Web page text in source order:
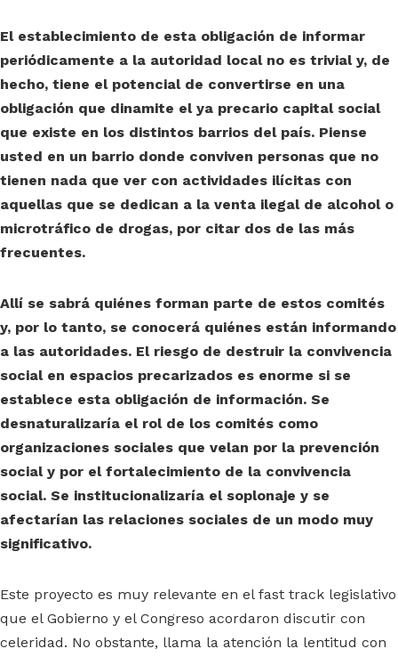
El establecimiento de esta obligación de informar
periódicamente a la autoridad local no es trivial y, de
hecho, tiene el potencial de convertirse en una
obligación que dinamite el ya precario capital social
que existe en los distintos barrios del país. Piense
usted en un barrio donde conviven personas que no
tienen nada que ver con actividades ilícitas con
aquellas que se dedican a la venta ilegal de alcohol o
microtráfico de drogas, por citar dos de las más
frecuentes.
Allí se sabrá quiénes forman parte de estos comités
y, por lo tanto, se conocerá quiénes están informando
a las autoridades. El riesgo de destruir la convivencia
social en espacios precarizados es enorme si se
establece esta obligación de información. Se
desnaturalizaría el rol de los comités como
organizaciones sociales que velan por la prevención
social y por el fortalecimiento de la convivencia
social. Se institucionalizaría el soplonaje y se
afectarían las relaciones sociales de un modo muy
significativo.
Este proyecto es muy relevante en el fast track legislativo
que el Gobierno y el Congreso acordaron discutir con
celeridad. No obstante, llama la atención la lentitud con